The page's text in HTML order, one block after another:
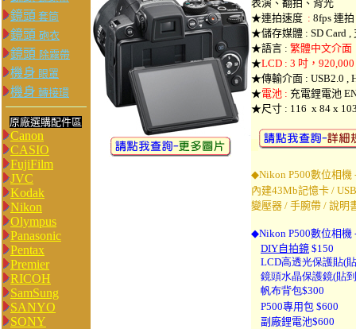
鏡頭 套筒
鏡頭 砲衣
鏡頭 除霧帶
機身 眼罩
機身 轉接環
原廠選購配件區
Canon
CASIO
FujiFilm
JVC
Kodak
Nikon
Olympus
Panasonic
Pentax
Premier
RICOH
SamSung
SANYO
SONY
表演、翻拍、背光
★連拍速度 : 8fps 連
★儲存媒體 : SD Card ,
★語言 : 繁體中文介面
★LCD : 3 吋，
★傳輸介面 : USB2.0 ,
★電池 : 充電鋰電池
★尺寸 : 116 x 84 x
◆Nikon P500數位相機
內建43Mb記憶卡 /
變壓器 / 手腕帶 / 說明
◆Nikon P500數位相機
DIY自拍鏡 $150
LCD高透光保護貼(
鏡頭水晶保護鏡(貼
帆布背包$300
P500專用包 $600
副廠鋰電池$600